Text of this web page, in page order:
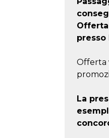
presso
Offerta
La